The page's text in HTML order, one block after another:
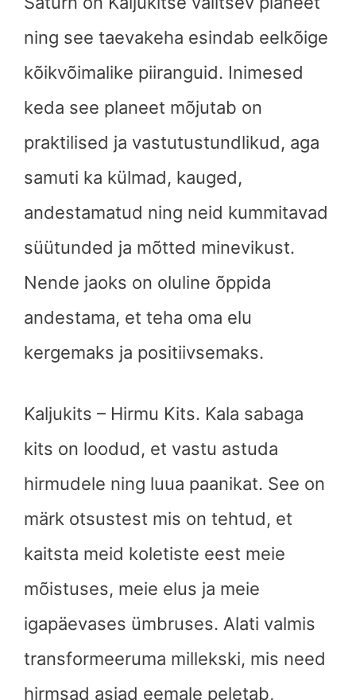
ning see taevakeha esindab eelkõige
kõikvõimalike piiranguid. Inimesed
keda see planeet mõjutab on
praktilised ja vastutustundlikud, aga
samuti ka külmad, kauged,
andestamatud ning neid kummitavad
süütunded ja mõtted minevikust.
Nende jaoks on oluline õppida
andestama, et teha oma elu
kergemaks ja positiivsemaks.
Kaljukits – Hirmu Kits. Kala sabaga
kits on loodud, et vastu astuda
hirmudele ning luua paanikat. See on
märk otsustest mis on tehtud, et
kaitsta meid koletiste eest meie
mõistuses, meie elus ja meie
igapäevases ümbruses. Alati valmis
transformeeruma millekski, mis need
hirmsad asjad eemale peletab,